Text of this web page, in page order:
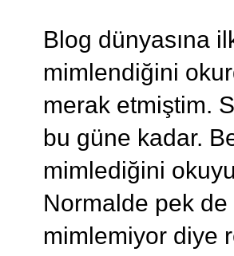
Blog dünyasına
mimlendiğini
merak etmiştim.
bu güne kadar.
mimlediğini
Normalde pek
mimlemiyor diye